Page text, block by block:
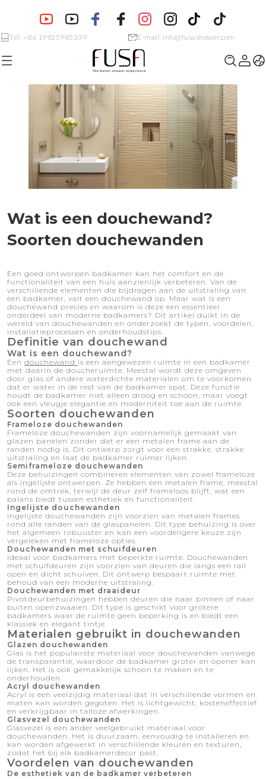
Tel: +86 19925983339 E-mail: info@fusashower.com
Wat is een douchewand?
Soorten douchewanden
Een goed ontworpen badkamer kan het comfort en de
functionaliteit van een huis aanzienlijk verbeteren. Van de
verschillende elementen die bijdragen aan de uitstraling van
een badkamer, valt een douchewand op. Maar wat is een
douchewand precies en waarom is deze een essentieel
onderdeel van moderne badkamers? Dit artikel duikt in de
wereld van douchewanden en onderzoekt de typen, voordelen,
installatieprocessen en onderhoudstips.
Definitie van douchewand
Wat is een douchewand?
Een douchewand is een aangewezen ruimte in een badkamer
met daarin de doucheruimte. Meestal wordt deze omgeven
door glas of andere waterdichte materialen om te voorkomen
dat er water in de rest van de badkamer spat. Deze functie
houdt de badkamer niet alleen droog en schoon, maar voegt
ook een vleugje elegantie en moderniteit toe aan de ruimte.
Soorten douchewanden
Frameloze douchewanden
Frameloze douchewanden zijn voornamelijk gemaakt van
glazen panelen zonder dat er een metalen frame aan de
randen nodig is. Dit ontwerp zorgt voor een strakke, strakke
uitstraling en laat de badkamer ruimer lijken.
Semiframeloze douchewanden
Deze behuizingen combineren elementen van zowel frameloze
als ingelijste ontwerpen. Ze hebben een metalen frame, meestal
rond de omtrek, terwijl de deur zelf frameloos blijft, wat een
balans biedt tussen esthetiek en functionaliteit.
Ingelijste douchewanden
Ingelijste douchewanden zijn voorzien van metalen frames
rond alle randen van de glaspanelen. Dit type behuizing is over
het algemeen robuuster en kan een voordeligere keuze zijn
vergeleken met frameloze opties.
Douchewanden met schuifdeuren
Ideaal voor badkamers met beperkte ruimte. Douchewanden
met schuifdeuren zijn voorzien van deuren die langs een rail
open en dicht schuiven. Dit ontwerp bespaart ruimte met
behoud van een moderne uitstraling.
Douchewanden met draaideur
Pivotdeurbehuizingen hebben deuren die naar binnen of naar
buiten openzwaaien. Dit type is geschikt voor grotere
badkamers waar de ruimte geen beperking is en biedt een
klassiek en elegant tintje.
Materialen gebruikt in douchewanden
Glazen douchewanden
Glas is het populairste materiaal voor douchewanden vanwege
de transparantie, waardoor de badkamer groter en opener kan
lijken. Het is ook gemakkelijk schoon te maken en te
onderhouden.
Acryl douchewanden
Acryl is een veelzijdig materiaal dat in verschillende vormen en
maten kan worden gegoten. Het is lichtgewicht, kosteneffectief
en verkrijgbaar in talloze afwerkingen.
Glasvezel douchewanden
Glasvezel is een ander veelgebruikt materiaal voor
douchewanden. Het is duurzaam, eenvoudig te installeren en
kan worden afgewerkt in verschillende kleuren en texturen,
zodat het bij elk badkamerdecor past.
Voordelen van douchewanden
De esthetiek van de badkamer verbeteren